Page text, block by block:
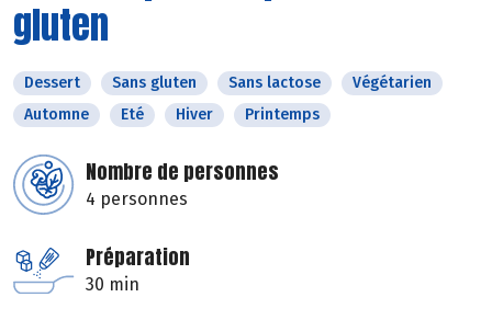
gluten
Dessert Sans gluten Sans lactose
Végétarien
Automne
Eté Hiver Printemps
Nombre de personnes
4 personnes
Préparation
30 min